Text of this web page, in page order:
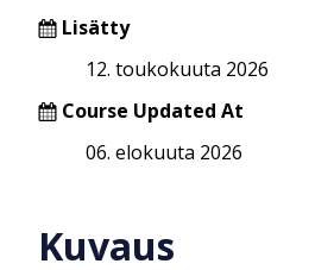
Lisätty
12. toukokuuta 2026
Course Updated At
06. elokuuta 2026
Kuvaus